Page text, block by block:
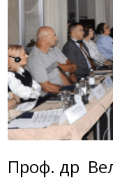
Проф. др